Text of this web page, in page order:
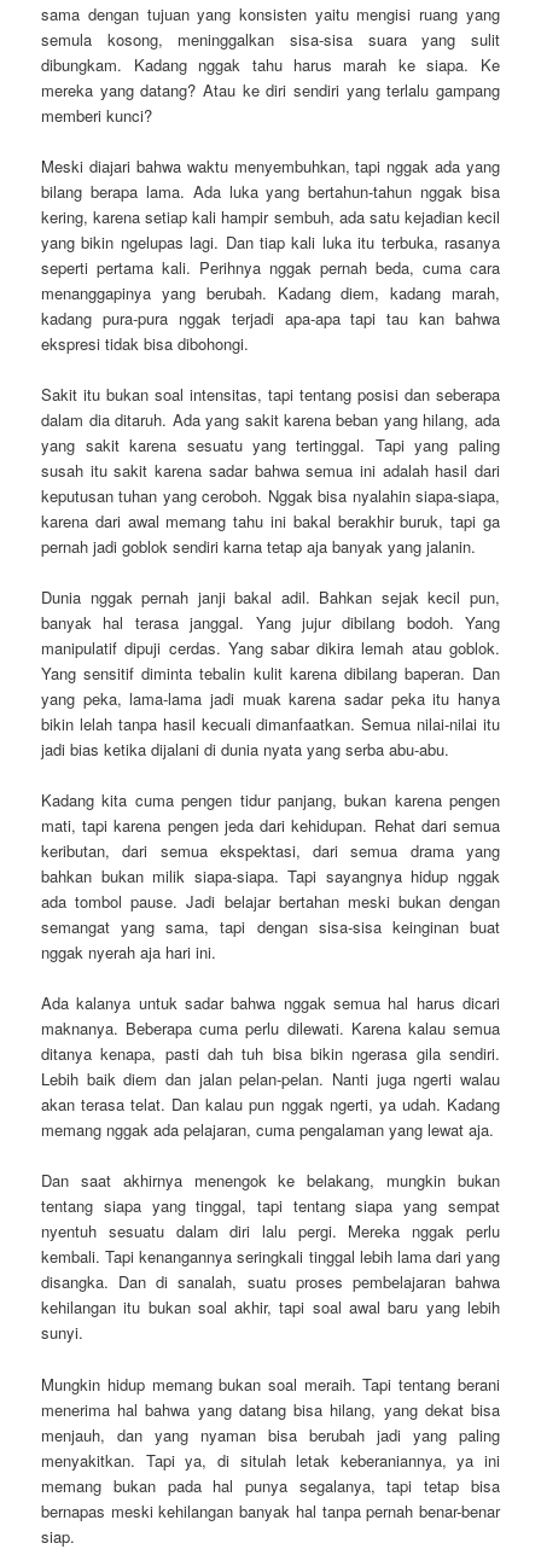
sama dengan tujuan yang konsisten yaitu mengisi ruang yang
semula kosong, meninggalkan sisa-sisa suara yang sulit
dibungkam. Kadang nggak tahu harus marah ke siapa. Ke
mereka yang datang? Atau ke diri sendiri yang terlalu gampang
memberi kunci?
Meski diajari bahwa waktu menyembuhkan, tapi nggak ada yang
bilang berapa lama. Ada luka yang bertahun-tahun nggak bisa
kering, karena setiap kali hampir sembuh, ada satu kejadian kecil
yang bikin ngelupas lagi. Dan tiap kali luka itu terbuka, rasanya
seperti pertama kali. Perihnya nggak pernah beda, cuma cara
menanggapinya yang berubah. Kadang diem, kadang marah,
kadang pura-pura nggak terjadi apa-apa tapi tau kan bahwa
ekspresi tidak bisa dibohongi.
Sakit itu bukan soal intensitas, tapi tentang posisi dan seberapa
dalam dia ditaruh. Ada yang sakit karena beban yang hilang, ada
yang sakit karena sesuatu yang tertinggal. Tapi yang paling
susah itu sakit karena sadar bahwa semua ini adalah hasil dari
keputusan tuhan yang ceroboh. Nggak bisa nyalahin siapa-siapa,
karena dari awal memang tahu ini bakal berakhir buruk, tapi ga
pernah jadi goblok sendiri karna tetap aja banyak yang jalanin.
Dunia nggak pernah janji bakal adil. Bahkan sejak kecil pun,
banyak hal terasa janggal. Yang jujur dibilang bodoh. Yang
manipulatif dipuji cerdas. Yang sabar dikira lemah atau goblok.
Yang sensitif diminta tebalin kulit karena dibilang baperan. Dan
yang peka, lama-lama jadi muak karena sadar peka itu hanya
bikin lelah tanpa hasil kecuali dimanfaatkan. Semua nilai-nilai itu
jadi bias ketika dijalani di dunia nyata yang serba abu-abu.
Kadang kita cuma pengen tidur panjang, bukan karena pengen
mati, tapi karena pengen jeda dari kehidupan. Rehat dari semua
keributan, dari semua ekspektasi, dari semua drama yang
bahkan bukan milik siapa-siapa. Tapi sayangnya hidup nggak
ada tombol pause. Jadi belajar bertahan meski bukan dengan
semangat yang sama, tapi dengan sisa-sisa keinginan buat
nggak nyerah aja hari ini.
Ada kalanya untuk sadar bahwa nggak semua hal harus dicari
maknanya. Beberapa cuma perlu dilewati. Karena kalau semua
ditanya kenapa, pasti dah tuh bisa bikin ngerasa gila sendiri.
Lebih baik diem dan jalan pelan-pelan. Nanti juga ngerti walau
akan terasa telat. Dan kalau pun nggak ngerti, ya udah. Kadang
memang nggak ada pelajaran, cuma pengalaman yang lewat aja.
Dan saat akhirnya menengok ke belakang, mungkin bukan
tentang siapa yang tinggal, tapi tentang siapa yang sempat
nyentuh sesuatu dalam diri lalu pergi. Mereka nggak perlu
kembali. Tapi kenangannya seringkali tinggal lebih lama dari yang
disangka. Dan di sanalah, suatu proses pembelajaran bahwa
kehilangan itu bukan soal akhir, tapi soal awal baru yang lebih
sunyi.
Mungkin hidup memang bukan soal meraih. Tapi tentang berani
menerima hal bahwa yang datang bisa hilang, yang dekat bisa
menjauh, dan yang nyaman bisa berubah jadi yang paling
menyakitkan. Tapi ya, di situlah letak keberaniannya, ya ini
memang bukan pada hal punya segalanya, tapi tetap bisa
bernapas meski kehilangan banyak hal tanpa pernah benar-benar
siap.